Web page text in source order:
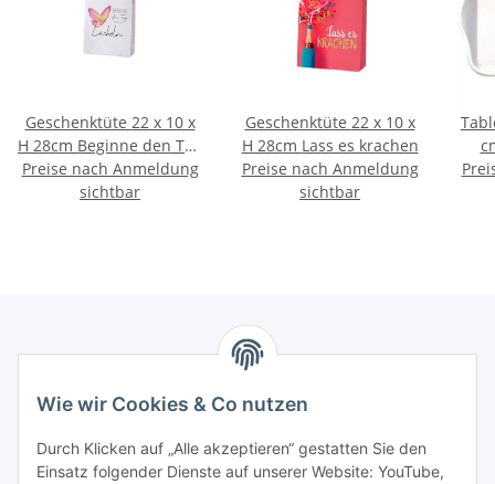
Wie wir Cookies & Co nutzen
Durch Klicken auf „Alle akzeptieren“ gestatten Sie den
Einsatz folgender Dienste auf unserer Website: YouTube,
Geschenktüte 22 x 10 x
H 28cm Beginne den Tag
mit einem Lächeln
Preise nach Anmeldung
sichtbar
Geschenktüte 22 x 10 x
H 28cm Lass es krachen
Preise nach Anmeldung
sichtbar
Marmey Aktionswaren
Markus Meyer
Fritz-Wallis-Str. 13
28832 Achim